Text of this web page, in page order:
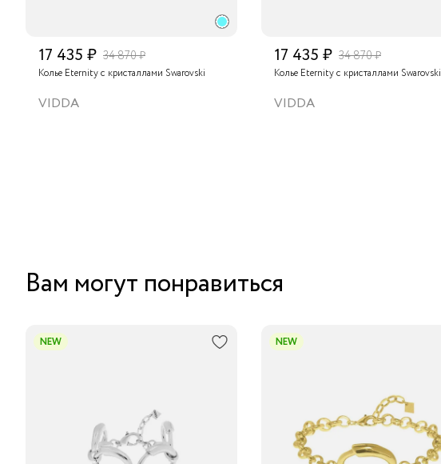
17 435 ₽ 34 870 ₽
Колье Eternity с кристаллами Swarovski
VIDDA
17 435 ₽ 34 870 ₽
Колье Eternity с кристаллами Swarovski
VIDDA
Вам могут понравиться
NEW NEW